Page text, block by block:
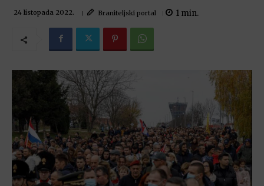
24 listopada 2022. Braniteljski portal 1 min.